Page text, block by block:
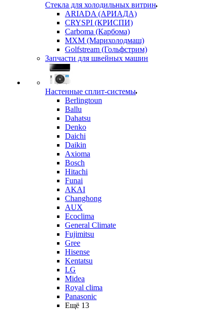
Стекла для холодильных витрин
ARIADA (АРИАДА)
CRYSPI (КРИСПИ)
Carboma (Карбома)
MXM (Марихолодмаш)
Golfstream (Гольфстрим)
Запчасти для швейных машин
Настенные сплит-системы
Berlingtoun
Ballu
Dahatsu
Denko
Daichi
Daikin
Axioma
Bosch
Hitachi
Funai
AKAI
Changhong
AUX
Ecoclima
General Climate
Fujimitsu
Gree
Hisense
Kentatsu
LG
Midea
Royal clima
Panasonic
Ещё 13